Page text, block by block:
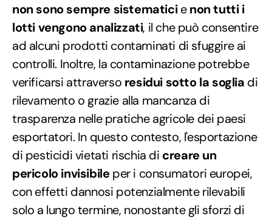
non sono sempre sistematicienon tutti i
lotti vengono analizzati, il che può consentire
ad alcuni prodotti contaminati di sfuggire ai
controlli. Inoltre, la contaminazione potrebbe
verificarsi attraverso residui sotto la soglia di
rilevamento o grazie alla mancanza di
trasparenza nelle pratiche agricole dei paesi
esportatori. In questo contesto, l'esportazione
di pesticidi vietati rischia di creare un
pericolo invisibileper i consumatori europei,
con effetti dannosi potenzialmente rilevabili
solo a lungo termine, nonostante gli sforzi di